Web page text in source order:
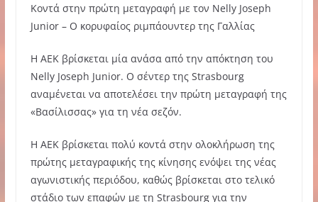
Κοντά στην πρώτη μεταγραφή με τον Nelly Joseph
Junior – Ο κορυφαίος ριμπάουντερ της Γαλλίας
Η ΑΕΚ βρίσκεται μία ανάσα από την απόκτηση του
Nelly Joseph Junior. Ο σέντερ της Strasbourg
αναμένεται να αποτελέσει την πρώτη μεταγραφή της
«Βασίλισσας» για τη νέα σεζόν.
Η ΑΕΚ βρίσκεται πολύ κοντά στην ολοκλήρωση της
πρώτης μεταγραφικής της κίνησης ενόψει της νέας
αγωνιστικής περιόδου, καθώς βρίσκεται στο τελικό
στάδιο των επαφών με τη Strasbourg για την